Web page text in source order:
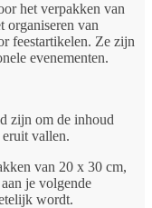
het verpakken van
organiseren van
feestartikelen. Ze zijn
evenementen.
zijn om de inhoud
vallen.
van 20 x 30 cm,
je volgende
wordt.